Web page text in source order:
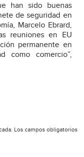
han sido buenas
de seguridad en
Marcelo Ebrard,
reuniones en EU
permanente en
como comercio”,
Los campos obligatorios